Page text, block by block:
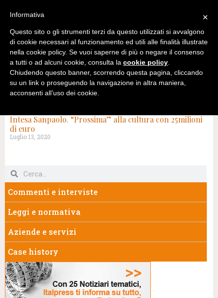
Intesa Sanpaolo. “Prossima” alla cultura con 25milioni
di euro
Luglio 13, 2020
Commenti e interviste
Leggi e normativa
Aziende e servizi
Case history
×
Informativa
Questo sito o gli strumenti terzi da questo utilizzati si avvalgono
di cookie necessari al funzionamento ed utili alle finalità illustrate
nella cookie policy. Se vuoi saperne di più o negare il consenso
a tutti o ad alcuni cookie, consulta la cookie policy.
Chiudendo questo banner, scorrendo questa pagina, cliccando
su un link o proseguendo la navigazione in altra maniera,
acconsenti all’uso dei cookie.